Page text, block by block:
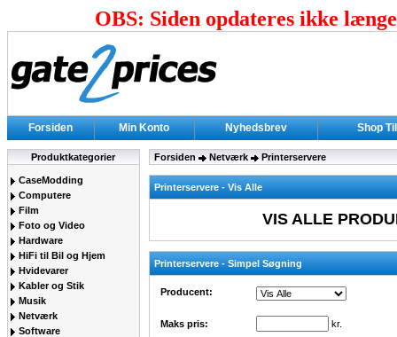
OBS: Siden opdateres ikke
Forsiden Min Konto Nyhedsbrev Shop
Produktkategorier
CaseModding
Computere
Film
Foto og Video
Hardware
HiFi til Bil og Hjem
Hvidevarer
Kabler og Stik
Musik
Netværk
Software
Forsiden Netværk Printerservere
Printerservere - Vis Alle
VIS ALLE
Printerservere - Simpel Søgning
Producent:
Maks pris: kr.